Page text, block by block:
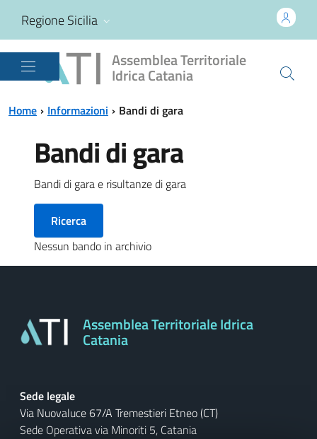
principale
principale
Regione Sicilia
Assemblea Territoriale
Idrica Catania
Home Informazioni Bandi di gara
Bandi di gara
Bandi di gara e risultanze di gara
Ricerca
Nessun bando in archivio
Assemblea Territoriale Idrica
Catania
Sede legale
Via Nuovaluce 67/A Tremestieri Etneo (CT)
Sede Operativa via Minoriti 5, Catania